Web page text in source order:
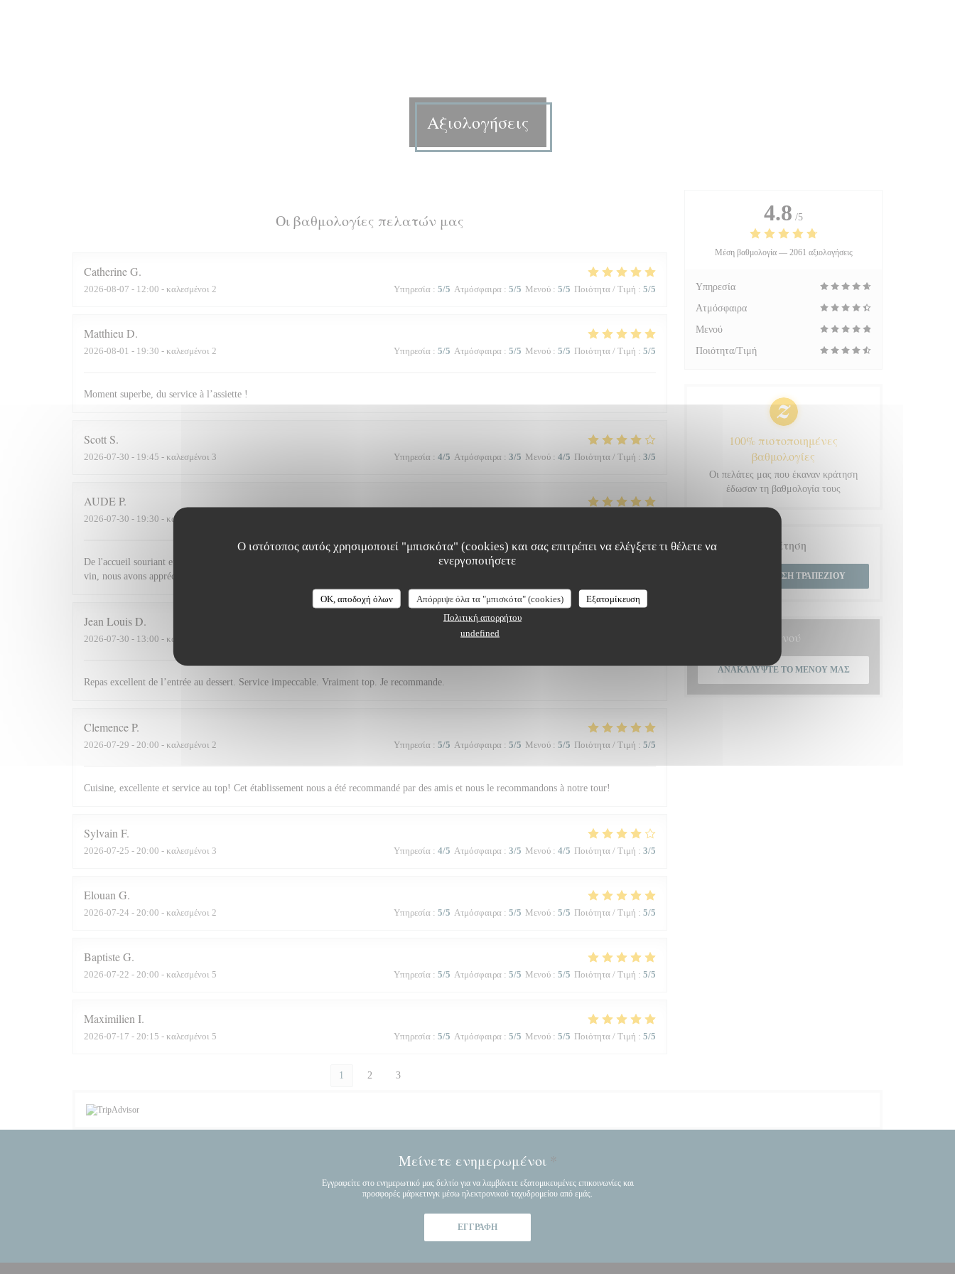
Ο ιστότοπος αυτός χρησιμοποιεί "μπισκότα" (cookies) και σας επιτρέπει να ελέγξετε τι θέλετε να
ενεργοποιήσετε
OK, αποδοχή όλων Απόρριψε όλα τα "μπισκότα" (cookies)
Εξατομίκευση
Πολιτική απορρήτου
undefined
Αξιολογήσεις
Οι βαθμολογίες πελατών μας
CatherineG
2026-08-07 - 12:00 - καλεσμένοι 2 Υπηρεσία : 5/5 Ατμόσφαιρα : 5/5 Μενού : 5/5 Ποιότητα / Τιμή : 5/5
Matthieu D
2026-08-01 - 19:30 - καλεσμένοι 2 Υπηρεσία : 5/5 Ατμόσφαιρα : 5/5 Μενού : 5/5 Ποιότητα / Τιμή : 5/5
Moment superbe, du service à l’assiette !
Scott S
2026-07-30 - 19:45 - καλεσμένοι 3 Υπηρεσία : 4/5 Ατμόσφαιρα : 3/5 Μενού : 4/5 Ποιότητα / Τιμή : 3/5
AUDEP
2026-07-30 - 19:30 - καλεσμένοι 2
De l'accueil souriant et chaleureux comme à la maison jusqu'à la qualité et la présentation de l'assiette (poissons) en passant par le service du
vin, nous avons apprécié ce dîner et souhaitons revenir. Bravo & merci +++
Jean LouisD
2026-07-30 - 13:00 - καλεσμένοι 2 Ατμόσφαιρα
Repas excellent de l’entrée au dessert. Service impeccable. Vraiment top. Je recommande.
ClemenceP
2026-07-29 - 20:00 - καλεσμένοι 2 Υπηρεσία : 5/5 Ατμόσφαιρα : 5/5 Μενού : 5/5 Ποιότητα / Τιμή : 5/5
Cuisine, excellente et service au top! Cet établissement nous a été recommandé par des amis et nous le recommandons à notre tour!
Sylvain F
2026-07-25 - 20:00 - καλεσμένοι 3 Υπηρεσία : 4/5 Ατμόσφαιρα : 3/5 Μενού : 4/5 Ποιότητα / Τιμή : 3/5
Elouan G
2026-07-24 - 20:00 - καλεσμένοι 2 Υπηρεσία : 5/5 Ατμόσφαιρα : 5/5 Μενού : 5/5 Ποιότητα / Τιμή : 5/5
BaptisteG
2026-07-22 - 20:00 - καλεσμένοι 5 Υπηρεσία : 5/5 Ατμόσφαιρα : 5/5 Μενού : 5/5 Ποιότητα / Τιμή : 5/5
Maximilien I
2026-07-17 - 20:15 - καλεσμένοι 5 Υπηρεσία : 5/5 Ατμόσφαιρα : 5/5 Μενού : 5/5 Ποιότητα / Τιμή : 5/5
1 2 3
4.8 /5
Μέση βαθμολογία — 2061 αξιολογήσεις
Υπηρεσία
Ατμόσφαιρα
Μενού
Ποιότητα/Τιμή
100% πιστοποιημένες
βαθμολογίες
Οι πελάτες μας που έκαναν κράτηση
έδωσαν τη βαθμολογία τους
Κράτηση
ΚΆΝΤΕ ΚΡΆΤΗΣΗ ΤΡΑΠΕΖΙΟΎ
Μενού
ΑΝΑΚΑΛΎΨΤΕ ΤΟ ΜΕΝΟΎ ΜΑΣ
Μείνετε ενημερωμένοι *
Εγγραφείτε στο ενημερωτικό μας δελτίο για να λαμβάνετε εξατομικευμένες επικοινωνίες και
προσφορές μάρκετινγκ μέσω ηλεκτρονικού ταχυδρομείου από εμάς.
ΕΓΓΡΑΦΉ